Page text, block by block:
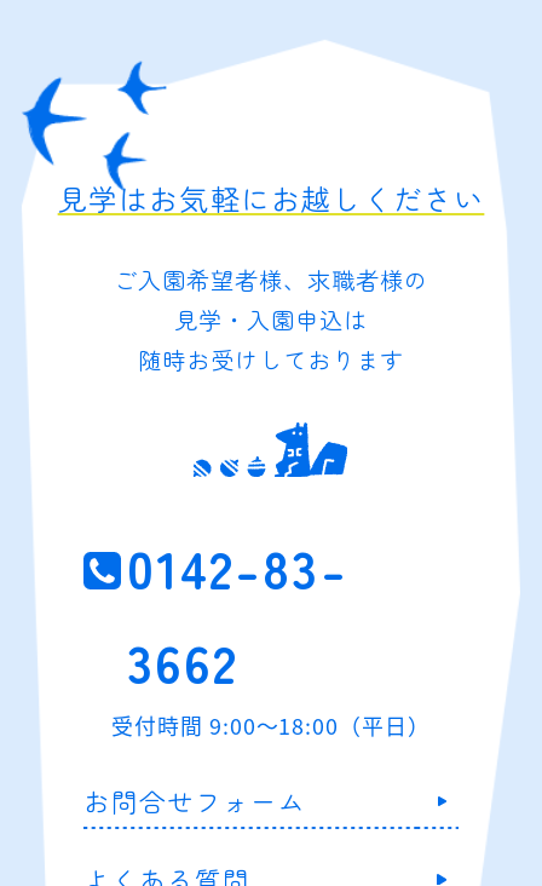
見学はお気軽にお越しください
ご入園希望者様、求職者様の
見学・入園申込は
随時お受けしております
0142-83-
3662
受付時間 9:00～18:00（平日）
お問合せフォーム